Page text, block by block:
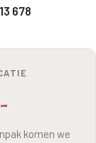
678
komen we